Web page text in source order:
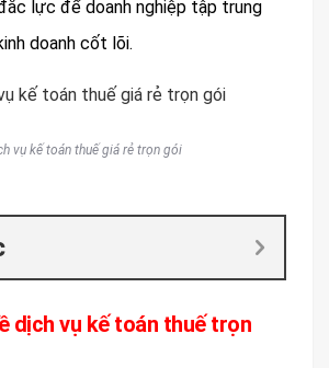
lực để doanh nghiệp tập trung
doanh cốt lõi.
vụ kế toán thuế giá rẻ trọn gói
dịch vụ kế toán thuế trọn